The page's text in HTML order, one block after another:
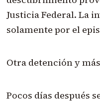
Justicia Federal. La
solamente por el
Otra detención y
Pocos días después